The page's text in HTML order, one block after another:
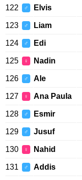
122 ♂ Elvis
123 ♂ Liam
124 ♂ Edi
125 ♀ Nadin
126 ♂ Ale
127 ♀ Ana Paula
128 ♂ Esmir
129 ♂ Jusuf
130 ♀ Nahid
131 ♂ Addis